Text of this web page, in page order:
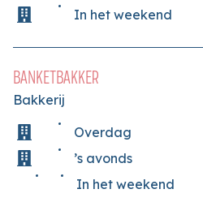
In het weekend
BANKETBAKKER
Bakkerij
Overdag
’s avonds
In het weekend